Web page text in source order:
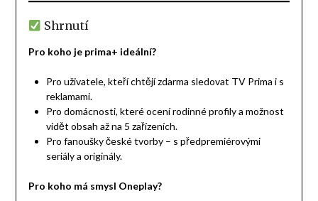
Shrnutí
Pro koho je prima+ ideální?
Pro uživatele, kteří chtějí zdarma sledovat TV Prima i s
reklamami.
Pro domácnosti, které ocení rodinné profily a možnost
vidět obsah až na 5 zařízeních.
Pro fanoušky české tvorby – s předpremiérovými
seriály a originály.
Pro koho má smysl Oneplay?